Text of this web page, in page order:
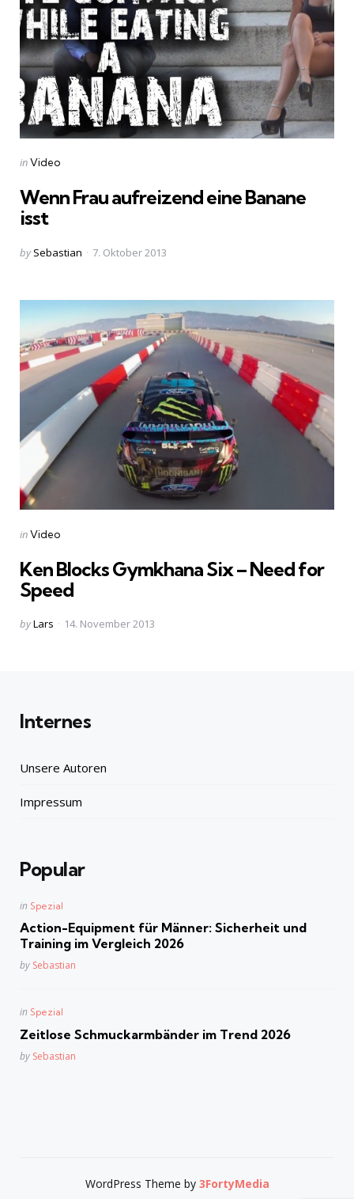
Categories
Posted
inVideo
Wenn Frau aufreizend eine Banane
isst
Posted
by Sebastian 7. Oktober 2013
Categories
Posted
inVideo
Ken Blocks Gymkhana Six – Need for
Speed
Posted
byLars 14. November 2013
Internes
Unsere Autoren
Impressum
Popular
Posted
in Spezial
Action-Equipment für Männer: Sicherheit und
Training im Vergleich 2026
Posted
by Sebastian
Posted
in Spezial
Zeitlose Schmuckarmbänder im Trend 2026
Posted
by Sebastian
WordPress Theme by 3FortyMedia